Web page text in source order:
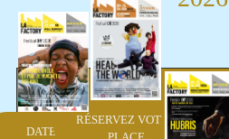
DATES ET
RÉSERVEZ VOTRE